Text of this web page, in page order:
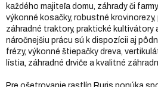
každého majiteľa domu, záhrady či
výkonné kosačky, robustné
záhradné traktory, praktické kultivátory
náročnejšiu prácu sú k dispozícii aj
frézy, výkonné štiepačky dreva,
lístia, záhradné drviče a kvalitné